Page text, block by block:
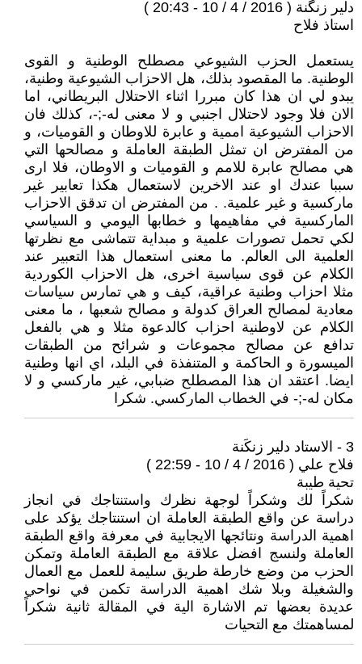
دلير زنگنة ( 2016 / 4 / 10 - 20:43 )
استاذ فلاح
يستعمل الحزب الشيوعي مصطلح الوطنية و القوى
الوطنية. ما المقصود بذلك، هل الاحزاب الشيوعية وطنية،
يبدو لي ان هذا كان مبررا اثناء الاحتلال البريطاني، اما
الان فلا وجود لاحتلال اجنبي و لا معنى لە-;-، كذلك فان
الاحزاب الشيوعية اممية و عابرة للاوطان و القوميات، و
من المفترض ان تمثل الطبقة العاملة و مصالحها التي
هي مصالح عابرة للامم و القوميات و الاوطان، فلا ارى
سببا عندك او عند الاخرين لاستعمال هكذا تعابير غير
ماركسية و غير علمية. . من المفترض ان تدقق الاحزاب
الماركسية في مفاهيمها و خطابها اليومي و السياسي
لكي تحمل تصورات علمية و مبداية تتماشى مع نظرتها
العلمية الى العالم. ما معنى استعمال هذا التعبير عند
الكلام عن قوى سياسية اخرى، هل الاحزاب الكوردية
مثلا احزاب وطنية عراقية، كيف و هي تمارس سياسات
معادية لمصالح العراق كدولة و مصالح شعبها ، ما معنى
الكلام عن لاوطنية احزاب كالدعوة مثلا و هي بالفعل
تدافع عن مصالح مجموعات و شرائح من الطبقات
الميسورة و الحاكمة و المتنفذة في البلد، اي انها وطنية
ايضا. اعتقد ان هذا المصطلح ضبابي، غير ماركسي و لا
مكان لە-;- في الخطاب الماركسي. شكرا
3 - الاستاد دلير زنكَنة
فلاح علي ( 2016 / 4 / 10 - 22:59 )
تحية طيبة
شكراً لك وشكراً لوجهة نظرك واستنتاجك في انجاز
دراسة عن واقع الطبقة العاملة ان استنتاجك يؤكد على
اهمية الدراسة ونتائجها الايجابية في معرفة واقع الطبقة
العاملة ولنسج افضل علاقة مع الطبقة العاملة وتمكن
الحزب من وضع خارطة طريق سليمة للعمل مع العمال
والشغيلة وبلا شك اهمية الدراسة تكمن في نواحي
عديدة بعضها تم الاشارة الية في المقالة ثانية شكراً
لمساهمتك مع التحيات